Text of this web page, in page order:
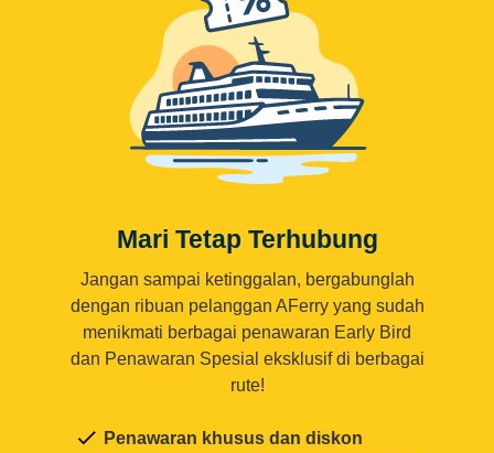
Mari Tetap Terhubung
Jangan sampai ketinggalan, bergabunglah
dengan ribuan pelanggan AFerry yang sudah
menikmati berbagai penawaran Early Bird
dan Penawaran Spesial eksklusif di berbagai
rute!
Penawaran khusus dan diskon